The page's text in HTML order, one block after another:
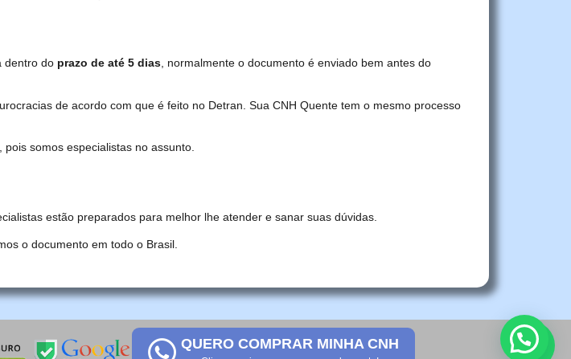
dentro do prazo de até 5 dias, normalmente o documento é enviado bem antes do
de acordo com que é feito no Detran. Sua CNH Quente tem o mesmo processo
somos especialistas no assunto.
estão preparados para melhor lhe atender e sanar suas dúvidas.
o documento em todo o Brasil.
QUERO COMPRAR MINHA CNH